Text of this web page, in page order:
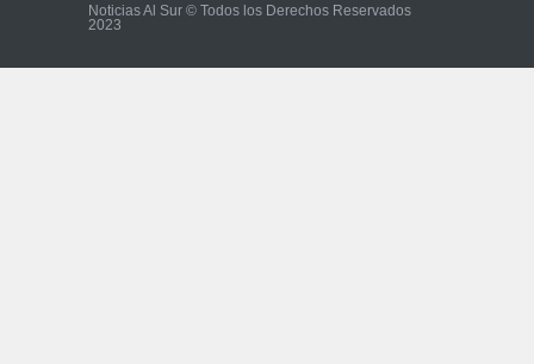
Noticias Al Sur © Todos los Derechos Reservados
2023